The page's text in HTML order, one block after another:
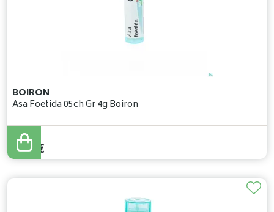
BOIRON
Asa Foetida 05ch Gr 4g Boiron
5,37 €